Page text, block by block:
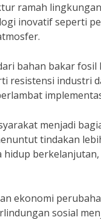
ramah
inovatif seperti
bahan bakar
resistensi industri
menjadi
tindakan
hidup
ekonomi
sosial